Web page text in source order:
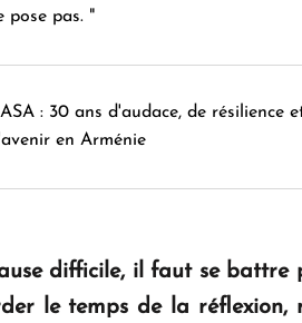
pose pas. "
: 30 ans d'audace, de résilience
en Arménie
ouvrira ses portes à Dilijan
difficile, il faut se battre
le temps de la réflexion,